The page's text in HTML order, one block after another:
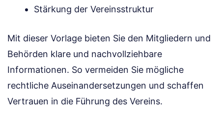
Stärkung der Vereinsstruktur
Mit dieser Vorlage bieten Sie den Mitgliedern und
Behörden klare und nachvollziehbare
Informationen. So vermeiden Sie mögliche
rechtliche Auseinandersetzungen und schaffen
Vertrauen in die Führung des Vereins.